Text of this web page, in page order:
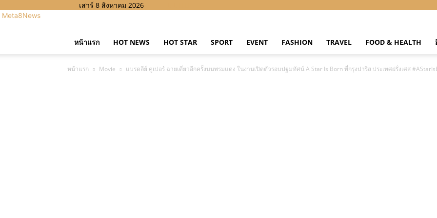
เสาร์ 8 สิงหาคม 2026
Meta8News
หน้าแรก HOT NEWS HOT STAR SPORT EVENT FASHION TRAVEL FOOD & HEALTH
หน้าแรก Movie แบรดลีย์ คูเปอร์ ฉายเดี่ยวอีกครั้งบนพรมแดง ในงานเปิดตัวรอบปฐมทัศน์ A Star Is Born ที่กรุงปารีส ประเทศฝรั่งเศส